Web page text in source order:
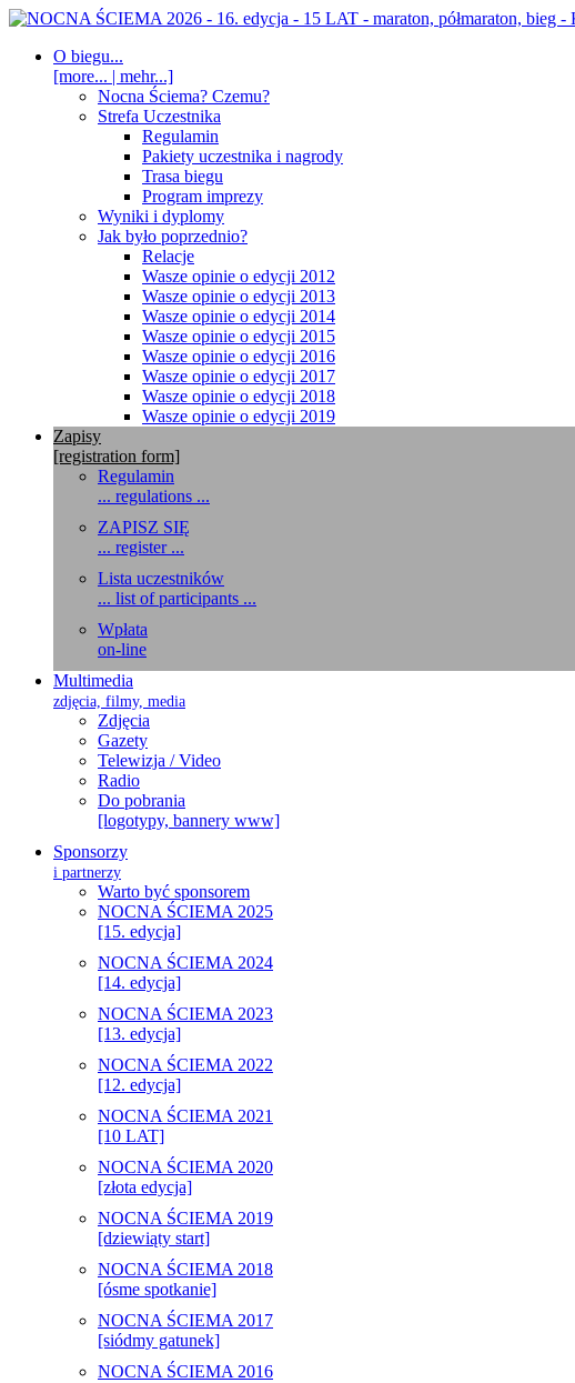
O biegu...
[more... | mehr...]
Nocna Ściema? Czemu?
Strefa Uczestnika
Regulamin
Pakiety uczestnika i nagrody
Trasa biegu
Program imprezy
Wyniki i dyplomy
Jak było poprzednio?
Relacje
Wasze opinie o edycji 2012
Wasze opinie o edycji 2013
Wasze opinie o edycji 2014
Wasze opinie o edycji 2015
Wasze opinie o edycji 2016
Wasze opinie o edycji 2017
Wasze opinie o edycji 2018
Wasze opinie o edycji 2019
Zapisy
[registration form]
Regulamin
... regulations ...
ZAPISZ SIĘ
... register ...
Lista uczestników
... list of participants ...
Wpłata
on-line
Multimedia
zdjęcia, filmy, media
Zdjęcia
Gazety
Telewizja / Video
Radio
Do pobrania
[logotypy, bannery www]
Sponsorzy
i partnerzy
Warto być sponsorem
NOCNA ŚCIEMA 2025
[15. edycja]
NOCNA ŚCIEMA 2024
[14. edycja]
NOCNA ŚCIEMA 2023
[13. edycja]
NOCNA ŚCIEMA 2022
[12. edycja]
NOCNA ŚCIEMA 2021
[10 LAT]
NOCNA ŚCIEMA 2020
[złota edycja]
NOCNA ŚCIEMA 2019
[dziewiąty start]
NOCNA ŚCIEMA 2018
[ósme spotkanie]
NOCNA ŚCIEMA 2017
[siódmy gatunek]
NOCNA ŚCIEMA 2016